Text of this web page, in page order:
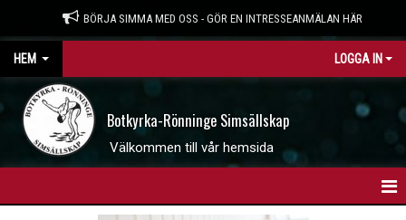
BÖRJA SIMMA MED OSS - GÖR EN INTRESSEANMÄLAN HÄR
HEM LOGGA IN
Botkyrka-Rönninge Simsällskap
Välkommen till vår hemsida